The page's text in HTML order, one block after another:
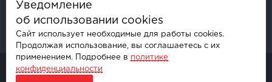
© AKSGROUP, 2026.
Уведомление
об использовании cookies
Сайт использует необходимые для работы cookies.
Продолжая использование, вы соглашаетесь с их
применением. Подробнее в политике
конфиденциальности